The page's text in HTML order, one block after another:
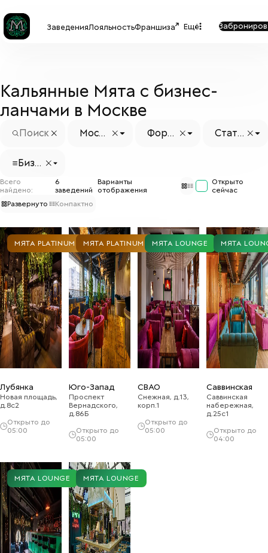
ЗаведенияЛояльностьФраншиза Ещё
Кальянные Мята с бизнес-
ланчами в Москве
Москв
Форм
Стату
Бизн
нчи
Всего
найдено:
6
заведений
Варианты
отображения
Открыто
сейчас
Развернуто
Компактно
МЯТА PLATINUM
Лубянка
Новая площадь,
д.8с2
Открыто до
05:00
МЯТА PLATINUM
Юго-Запад
Проспект
Вернадского,
д.86Б
Открыто до
05:00
МЯТА LOUNGE
СВАО
Снежная, д.13,
корп.1
Открыто до
05:00
МЯТА
Саввинская
Саввинская
набережная,
д.25с1
Открыто до
04:00
МЯТА LOUNGE МЯТА LOUNGE